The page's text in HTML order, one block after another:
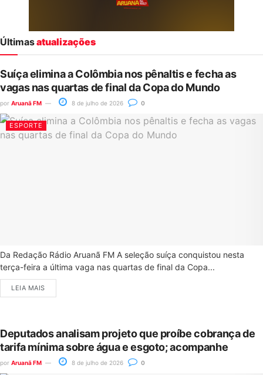
Últimasatualizações
Suíça elimina a Colômbia nos pênaltis e fecha as
vagas nas quartas de final da Copa do Mundo
por Aruanã FM 8 de julho de 2026 0
ESPORTE
Da Redação Rádio Aruanã FM A seleção suíça conquistou nesta
terça-feira a última vaga nas quartas de final da Copa...
LEIA MAIS
Deputados analisam projeto que proíbe cobrança de
tarifa mínima sobre água e esgoto; acompanhe
por Aruanã FM 8 de julho de 2026 0